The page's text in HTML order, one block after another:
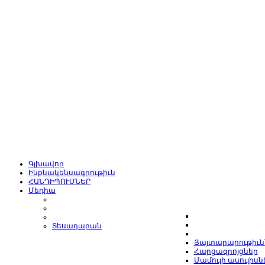
Գլխավոր
Ինքնակենսագրութիւն
ՀԱՆԴԻՊՈՒՄՆԵՐ
Մեդիա
Տեսադարան
Հարցազրոյցներ
Մամուլի